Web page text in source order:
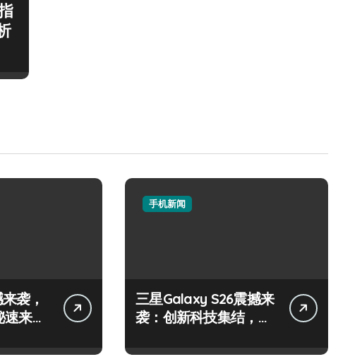
袭，
来围
手机新闻
三星Galaxy S26震撼来
袭：创新科技集结，重